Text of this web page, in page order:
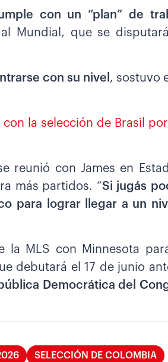
con un “plan” de
Mundial, que se
con su nivel , sostuvo
la selección de Brasil
reunió con James en
más partidos. “Si jugás
para lograr llegar a un
la MLS con Minnesota
debutará el 17 de junio
Democrática del
SELECCIÓN DE COLOMBIA